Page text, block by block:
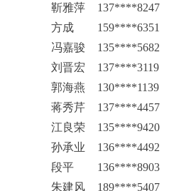
靳雅萍
137****8247
方成
159****6351
冯嘉骏
135****5682
刘晋宏
137****3119
郭海燕
130****1139
蒋秀芹
137****4457
江良荣
135****9420
孙承业
136****4492
段平
136****8903
朱建风
189****5407